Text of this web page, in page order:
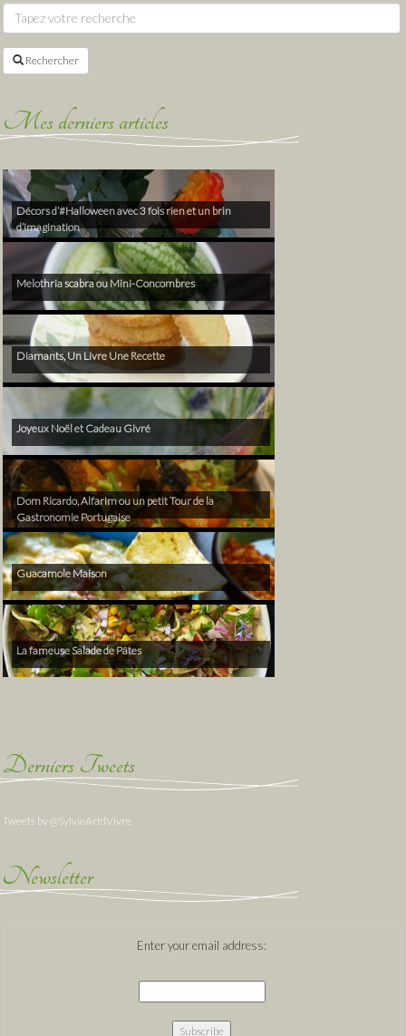
Rechercher
Mes derniers articles
Décors d’#Halloween avec 3 fois rien et un brin
d’imagination
Melothria scabra ou Mini-Concombres
Diamants, Un Livre Une Recette
Joyeux Noël et Cadeau Givré
Dom Ricardo, Alfarim ou un petit Tour de la
Gastronomie Portugaise
Guacamole Maison
La fameuse Salade de Pâtes
Derniers Tweets
Tweets by @SylvieArtdVivre
Newsletter
Enter your email address: